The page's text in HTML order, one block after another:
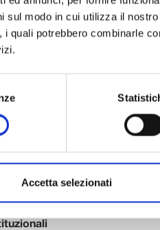
sul modo in cui utilizza il
quali potrebbero combinarle
Accetta selezionati
del nuovo Portale
tecnica alla compilazione
online